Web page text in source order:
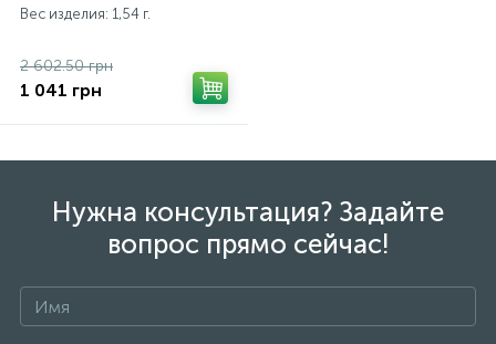
Вес изделия: 1,54 г.
2 602.50 грн
1 041 грн
Нужна консультация? Задайте
вопрос прямо сейчас!